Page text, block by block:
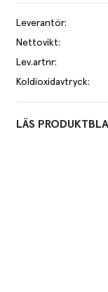
Leverantör:
Nettovikt:
Lev.artnr:
Koldioxidavtryck:
LÄS